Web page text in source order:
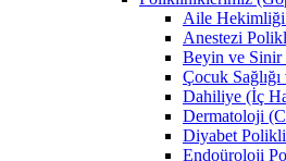
Aile
Anestezi
Beyin ve
Çocuk
Dahiliye (İç
Dermatoloji
Diyabet
Endoüroloji